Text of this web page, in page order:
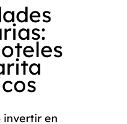
invertir en